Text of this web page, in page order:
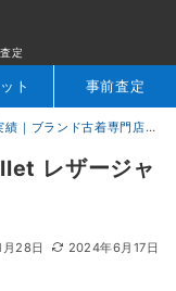
定
ト 事前査定
ブランド古着専門店LIFE
レザージャ
28日 2024年6月17日